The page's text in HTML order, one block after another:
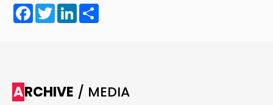
Facebook
TwitterLinkedIn
ARCHIVE / MEDIA